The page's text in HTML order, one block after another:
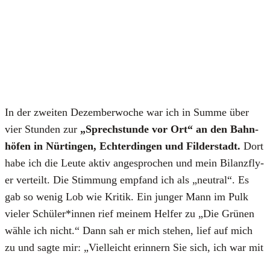
In der zwei­ten Dezem­ber­wo­che war ich in Sum­me über
vier Stun­den zur „Sprech­stun­de vor Ort“ an den Bahn­
hö­fen in Nür­tin­gen, Ech­ter­din­gen und Fil­der­stadt. Dort
habe ich die Leu­te aktiv ange­spro­chen und mein Bilanz­fly­
er ver­teilt. Die Stim­mung emp­fand ich als „neu­tral“. Es
gab so wenig Lob wie Kri­tik. Ein jun­ger Mann im Pulk
vie­ler Schüler*innen rief mei­nem Hel­fer zu „Die Grü­nen
wäh­le ich nicht.“ Dann sah er mich ste­hen, lief auf mich
zu und sag­te mir: „Viel­leicht erin­nern Sie sich, ich war mit